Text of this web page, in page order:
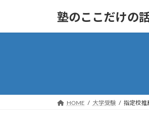
塾のここだけの
HOME 大学受験 指定校推